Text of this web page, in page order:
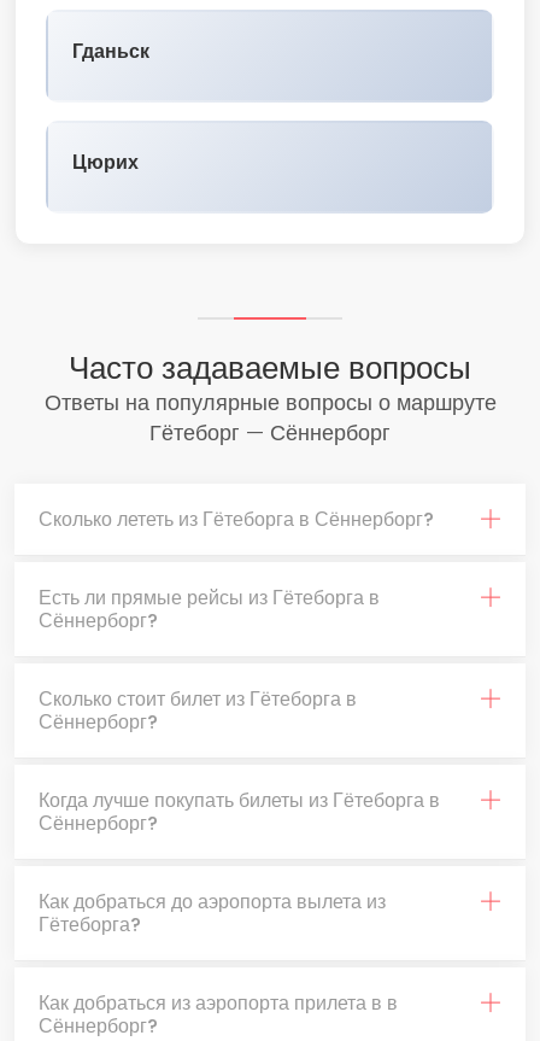
Гданьск
Цюрих
Часто задаваемые вопросы
Ответы на популярные вопросы о маршруте
Гётеборг — Сённерборг
Сколько лететь из Гётеборга в Сённерборг?
Есть ли прямые рейсы из Гётеборга в
Сённерборг?
Сколько стоит билет из Гётеборга в
Сённерборг?
Когда лучше покупать билеты из Гётеборга в
Сённерборг?
Как добраться до аэропорта вылета из
Гётеборга?
Как добраться из аэропорта прилета в в
Сённерборг?